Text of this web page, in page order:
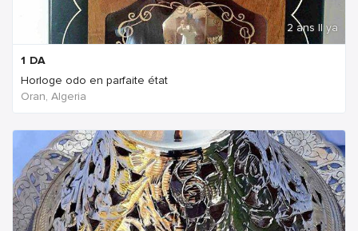
2 ans Il ya
1 DA
Horloge odo en parfaite état
Oran, Algeria